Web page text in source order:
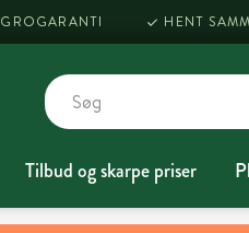
GROGARANTI HENT
Tilbud og skarpe priser